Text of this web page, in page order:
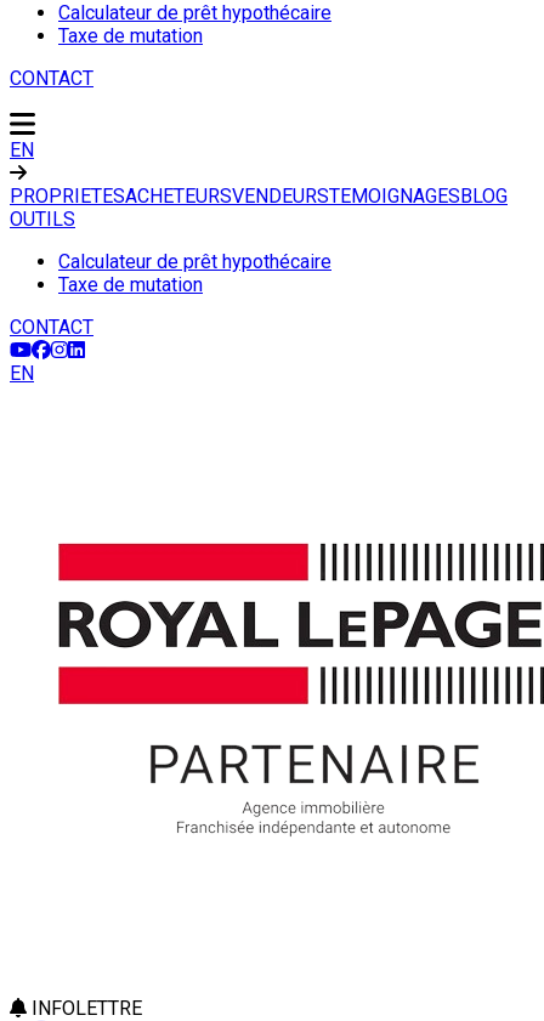
Calculateur de prêt hypothécaire
Taxe de mutation
CONTACT
EN
PROPRIETESACHETEURSVENDEURSTEMOIGNAGESBLOG
OUTILS
Calculateur de prêt hypothécaire
Taxe de mutation
CONTACT
EN
INFOLETTRE